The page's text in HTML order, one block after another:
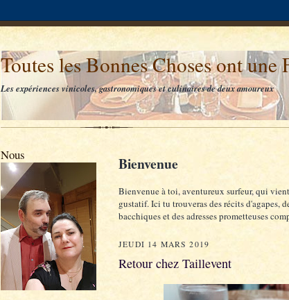
Toutes les Bonnes Choses ont une
Les expériences vinicoles, gastronomiques et culinaires de deux amoureux
Nous Bienvenue
Bienvenue à toi, aventureux surfeur, qui
gustatif. Ici tu trouveras des récits d'agapes,
bacchiques et des adresses prometteuses
JEUDI 14 MARS 2019
Retour chez Taillevent